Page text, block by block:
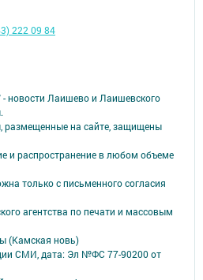
новости Лаишево и Лаишевского
на сайте, защищены
и распространение в любом объеме
только с письменного согласия
агентства по печати и массовым
(Камская новь)
СМИ, дата: Эл №ФC 77-90200 от
222 09 84